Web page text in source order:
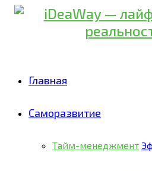
Главная
Саморазвитие
Тайм-менеджмент